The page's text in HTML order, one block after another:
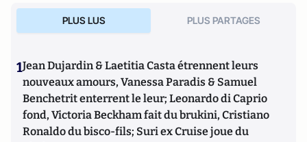
PLUS LUS PLUS PARTAGES
1Jean Dujardin & Laetitia Casta étrennent leurs
nouveaux amours, Vanessa Paradis & Samuel
Benchetrit enterrent le leur; Leonardo di Caprio
fond, Victoria Beckham fait du brukini, Cristiano
Ronaldo du bisco-fils; Suri ex Cruise joue du